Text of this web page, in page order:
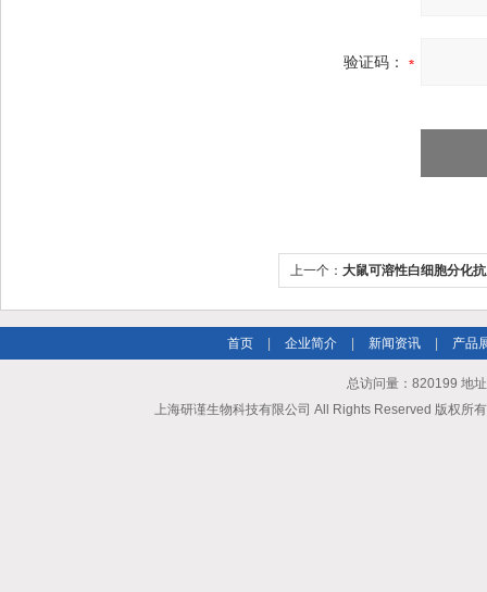
验证码：
上一个： 大鼠可溶性白细胞分化
首页 企业简介 新闻资讯 产品
总访问量：820199 地
上海研谨生物科技有限公司 All Rights Reserved 版权所